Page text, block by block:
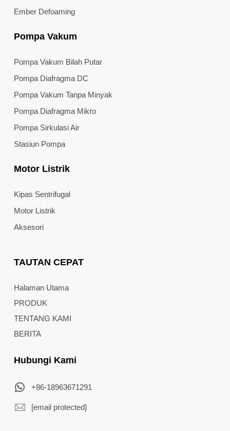
Ember Defoaming
Pompa Vakum
Pompa Vakum Bilah Putar
Pompa Diafragma DC
Pompa Vakum Tanpa Minyak
Pompa Diafragma Mikro
Pompa Sirkulasi Air
Stasiun Pompa
Motor Listrik
Kipas Sentrifugal
Motor Listrik
Aksesori
TAUTAN CEPAT
Halaman Utama
PRODUK
TENTANG KAMI
BERITA
Hubungi Kami
+86-18963671291
[email protected]